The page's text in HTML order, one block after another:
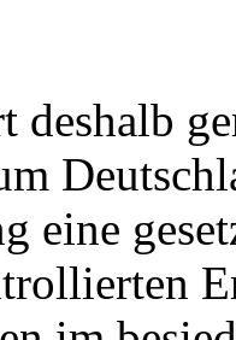
deshalb
eine